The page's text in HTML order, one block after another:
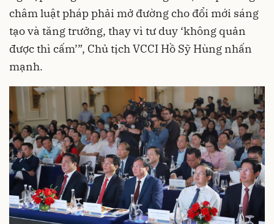
châm luật pháp phải mở đường cho đổi mới sáng
tạo và tăng trưởng, thay vì tư duy ‘không quản
được thì cấm’”, Chủ tịch VCCI Hồ Sỹ Hùng nhấn
mạnh.